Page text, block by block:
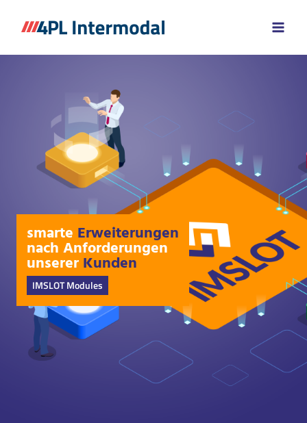
Inhalt
smarte Erwei­terungen
nach Anforder­ungen
unsererKunden
IMSLOT Modules